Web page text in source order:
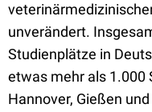
veterinär
unverändert.
Studienplätze in
etwas mehr als 1.000
Hannover, Gießen